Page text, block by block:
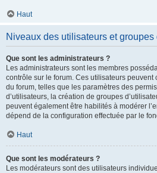
Haut
Niveaux des utilisateurs et groupes
Que sont les administrateurs ?
Les administrateurs sont les membres
contrôle sur le forum. Ces utilisateurs
du forum, telles que les paramètres des
d’utilisateurs, la création de groupes
peuvent également être habilités à modérer
dépend de la configuration effectuée par le
Haut
Que sont les modérateurs ?
Les modérateurs sont des utilisateurs